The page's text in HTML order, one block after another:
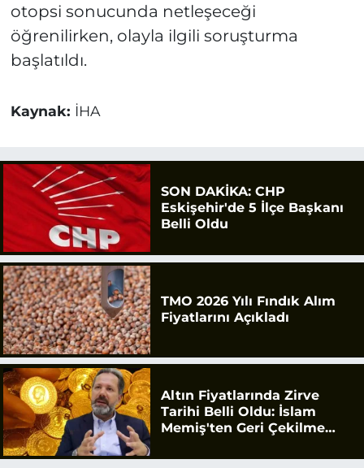
otopsi sonucunda netleşeceği
öğrenilirken, olayla ilgili soruşturma
başlatıldı.
Kaynak: İHA
SON DAKİKA: CHP
Eskişehir'de 5 İlçe Başkanı
Belli Oldu
TMO 2026 Yılı Fındık Alım
Fiyatlarını Açıkladı
Altın Fiyatlarında Zirve
Tarihi Belli Oldu: İslam
Memiş'ten Geri Çekilme